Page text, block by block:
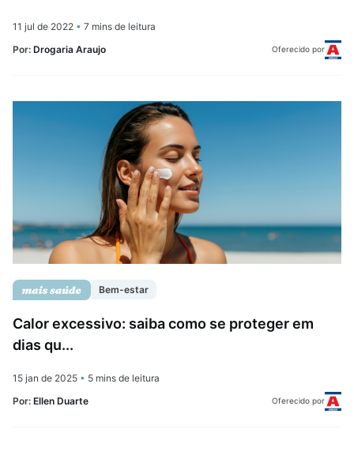
11 jul de 2022 • 7 mins de leitura
Por: Drogaria Araujo Oferecido por
Bem-estar
Calor excessivo: saiba como se proteger em
dias qu...
15 jan de 2025 • 5 mins de leitura
Por: Ellen Duarte Oferecido por